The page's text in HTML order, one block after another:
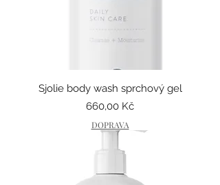
Sjolie body wash sprchový gel
Cena
660,00 Kč
DOPRAVA